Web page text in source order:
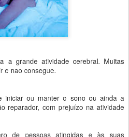
a grande atividade cerebral. Muitas
e nao consegue.
iniciar ou manter o sono ou ainda a
reparador, com prejuízo na atividade
de pessoas atingidas e às suas